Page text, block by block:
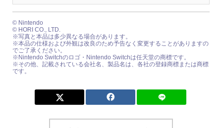
© Nintendo
© HORI CO., LTD.
※写真と本品は多少異なる場合があります。
※本品の仕様および外観は改良のため予告なく変更することがありますの
でご了承ください。
※Nintendo Switchのロゴ・Nintendo Switchは任天堂の商標です。
※その他、記載されている会社名、製品名は、各社の登録商標または商標
です。